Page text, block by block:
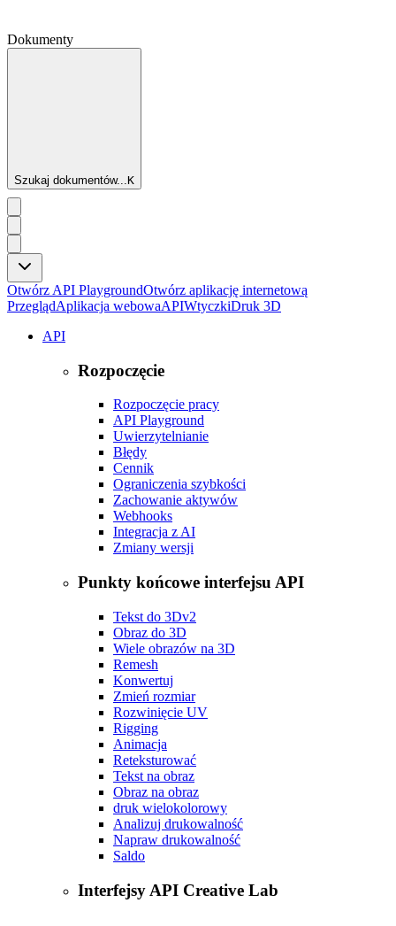
Dokumenty
Szukaj dokumentów...K
Otwórz API PlaygroundOtwórz aplikację internetową
PrzeglądAplikacja webowaAPIWtyczkiDruk 3D
API
Rozpoczęcie
Rozpoczęcie pracy
API Playground
Uwierzytelnianie
Błędy
Cennik
Ograniczenia szybkości
Zachowanie aktywów
Webhooks
Integracja z AI
Zmiany wersji
Punkty końcowe interfejsu API
Tekst do 3Dv2
Obraz do 3D
Wiele obrazów na 3D
Remesh
Konwertuj
Zmień rozmiar
Rozwinięcie UV
Rigging
Animacja
Reteksturować
Tekst na obraz
Obraz na obraz
druk wielokolorowy
Analizuj drukowalność
Napraw drukowalność
Saldo
Interfejsy API Creative Lab